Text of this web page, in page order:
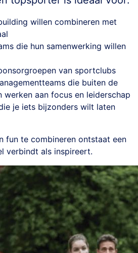
willen combineren met
die hun samenwerking willen
van sportclubs
die buiten de
aan focus en leiderschap
je iets bijzonders wilt laten
fun te combineren ontstaat een
verbindt als inspireert.